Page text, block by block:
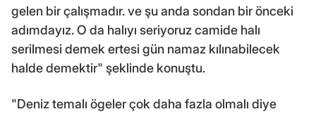
gelen bir çalışmadır. ve şu anda sondan bir önceki
adımdayız. O da halıyı seriyoruz camide halı
serilmesi demek ertesi gün namaz kılınabilecek
halde demektir" şeklinde konuştu.
"Deniz temalı ögeler çok daha fazla olmalı diye